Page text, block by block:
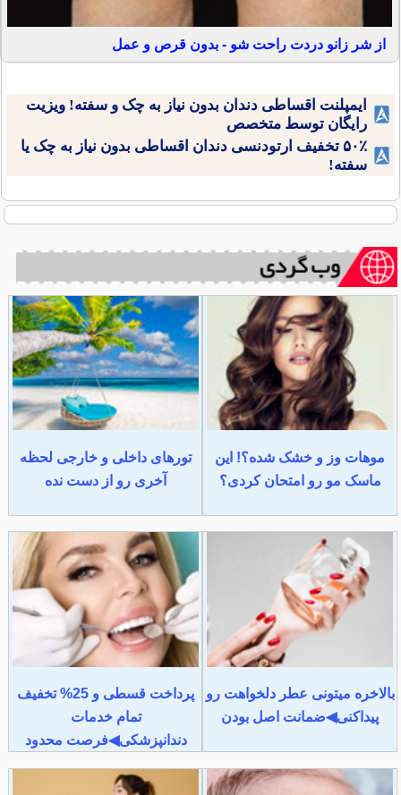
از شر زانو دردت راحت شو - بدون قرص و عمل
ایمپلنت اقساطی دندان بدون نیاز به چک و سفته! ویزیت
رایگان توسط متخصص
۵۰٪ تخفیف ارتودنسی دندان اقساطی بدون نیاز به چک یا
سفته!
موهات وز و خشک شده؟! این
ماسک مو رو امتحان کردی؟
تورهای داخلی و خارجی لحظه
آخری رو از دست نده
بالاخره میتونی عطر دلخواهت رو
پیداکنی◀ضمانت اصل بودن
پرداخت قسطی و 25% تخفیف
تمام خدمات
دندانپزشکی◀فرصت محدود